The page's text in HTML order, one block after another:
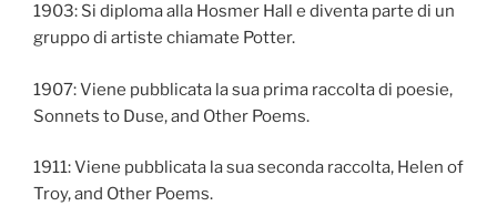
1903: Si diploma alla Hosmer Hall e diventa parte di un
gruppo di artiste chiamate Potter.
1907: Viene pubblicata la sua prima raccolta di poesie,
Sonnets to Duse, and Other Poems.
1911: Viene pubblicata la sua seconda raccolta, Helen of
Troy, and Other Poems.